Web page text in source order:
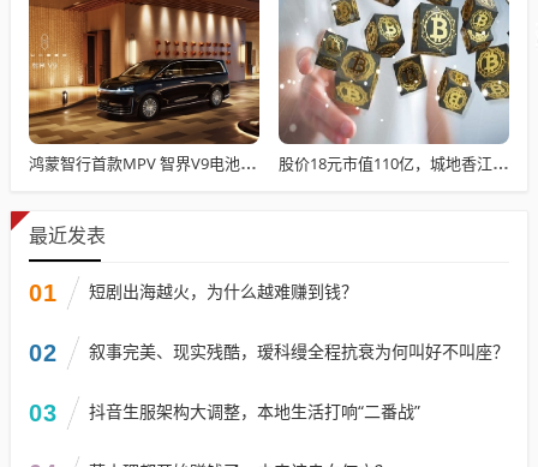
鸿蒙智行首款MPV 智界V9电池信息曝光：WLTC最远续航223km 股价18元市值110亿，城地香江却被查出连续7季财报失真
最近发表
01 短剧出海越火，为什么越难赚到钱？
02 叙事完美、现实残酷，瑷科缦全程抗衰为何叫好不叫座？
03 抖音生服架构大调整，本地生活打响“二番战”